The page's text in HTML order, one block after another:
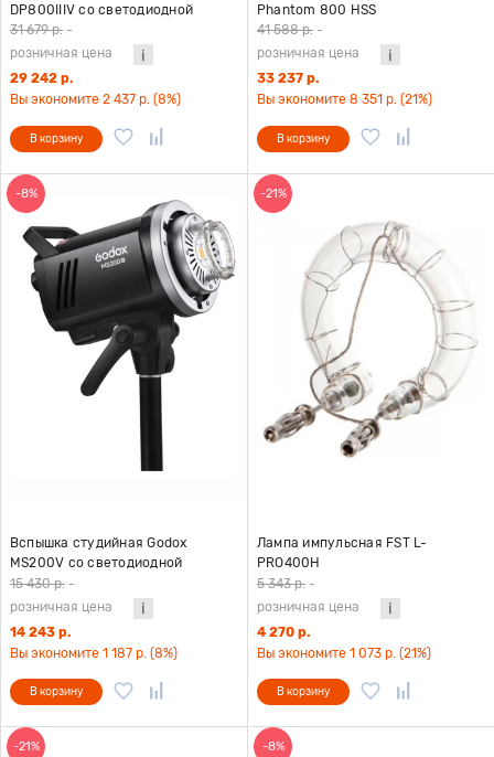
DP800IIIV со светодиодной
пилотной лампой
31 679 р. -
розничная цена
29 242 р.
Вы экономите 2 437 р. (8%)
В корзину
Phantom 800 HSS
41 588 р. -
розничная цена
33 237 р.
Вы экономите 8 351 р. (21%)
В корзину
-8%
Вспышка студийная Godox
MS200V со светодиодной
пилотной лампой
15 430 р. -
розничная цена
14 243 р.
Вы экономите 1 187 р. (8%)
В корзину
-21%
Лампа импульсная FST L-
PRO400H
5 343 р. -
розничная цена
4 270 р.
Вы экономите 1 073 р. (21%)
В корзину
-21% -8%